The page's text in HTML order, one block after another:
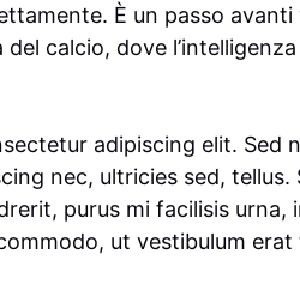
È un passo
calcio, dove
adipiscing elit. Sed
nec, ultricies sed, tellus.
purus mi facilisis urna,
ut vestibulum erat